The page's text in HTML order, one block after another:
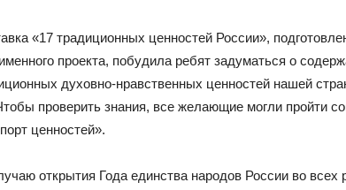
«17 традиционных ценностей России»,
проекта, побудила ребят задуматься о
духовно-нравственных ценностей нашей
проверить знания, все желающие могли пройти
ценностей».
открытия Года единства народов России во всех